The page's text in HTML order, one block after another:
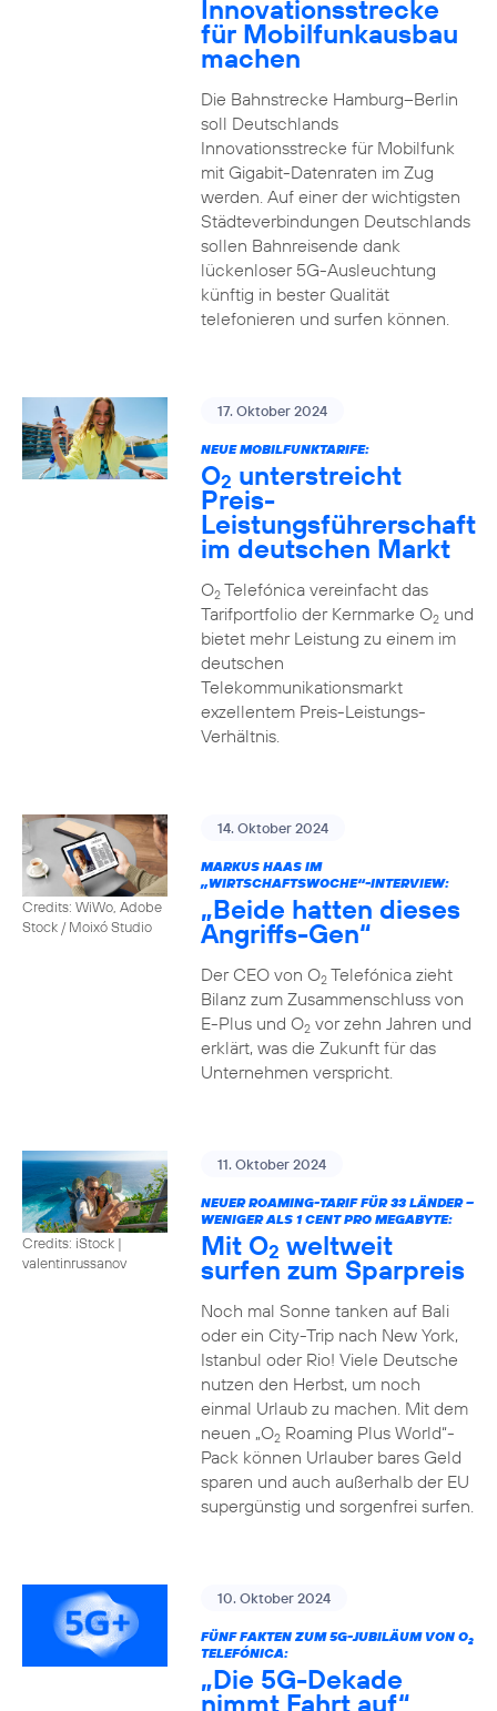
Innovationsstrecke
für Mobilfunkausbau
machen
Die Bahnstrecke Hamburg–Berlin
soll Deutschlands
Innovationsstrecke für Mobilfunk
mit Gigabit-Datenraten im Zug
werden. Auf einer der wichtigsten
Städteverbindungen Deutschlands
sollen Bahnreisende dank
lückenloser 5G-Ausleuchtung
künftig in bester Qualität
telefonieren und surfen können.
17. Oktober 2024
NEUE MOBILFUNKTARIFE:
O2 unterstreicht
Preis-
Leistungsführerschaft
im deutschen Markt
O2Telefónica vereinfacht das
Tarifportfolio der Kernmarke O2und
bietet mehr Leistung zu einem im
deutschen
Telekommunikationsmarkt
exzellentem Preis-Leistungs-
Verhältnis.
Credits: WiWo, Adobe
Stock / Moixó Studio
14. Oktober 2024
MARKUS HAAS IM
„WIRTSCHAFTSWOCHE“-INTERVIEW:
„Beide hatten dieses
Angriffs-Gen“
Der CEO von O2Telefónica zieht
Bilanz zum Zusammenschluss von
E-Plus und O2vor zehn Jahren und
erklärt, was die Zukunft für das
Unternehmen verspricht.
Credits: iStock |
valentinrussanov
11. Oktober 2024
NEUER ROAMING-TARIF FÜR 33 LÄNDER –
WENIGER ALS 1 CENT PRO MEGABYTE:
Mit O2 weltweit
surfen zum Sparpreis
Noch mal Sonne tanken auf Bali
oder ein City-Trip nach New York,
Istanbul oder Rio! Viele Deutsche
nutzen den Herbst, um noch
einmal Urlaub zu machen. Mit dem
neuen „O2Roaming Plus World“-
Pack können Urlauber bares Geld
sparen und auch außerhalb der EU
supergünstig und sorgenfrei surfen.
10. Oktober 2024
FÜNF FAKTEN ZUM 5G-JUBILÄUM VON O2
TELEFÓNICA:
„Die 5G-Dekade
nimmt Fahrt auf“